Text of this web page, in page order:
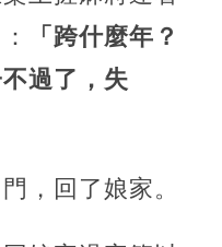
「跨什麼年？
過了，失
，回了娘家。